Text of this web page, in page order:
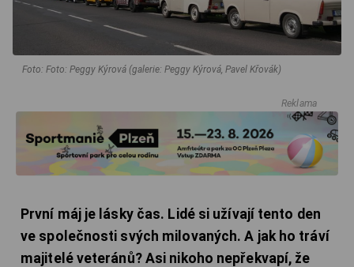
Foto: Foto: Peggy Kýrová (galerie: Peggy Kýrová, Pavel Křovák)
Reklama
První máj je lásky čas. Lidé si užívají tento den
ve společnosti svých milovaných. A jak ho tráví
majitelé veteránů? Asi nikoho nepřekvapí, že